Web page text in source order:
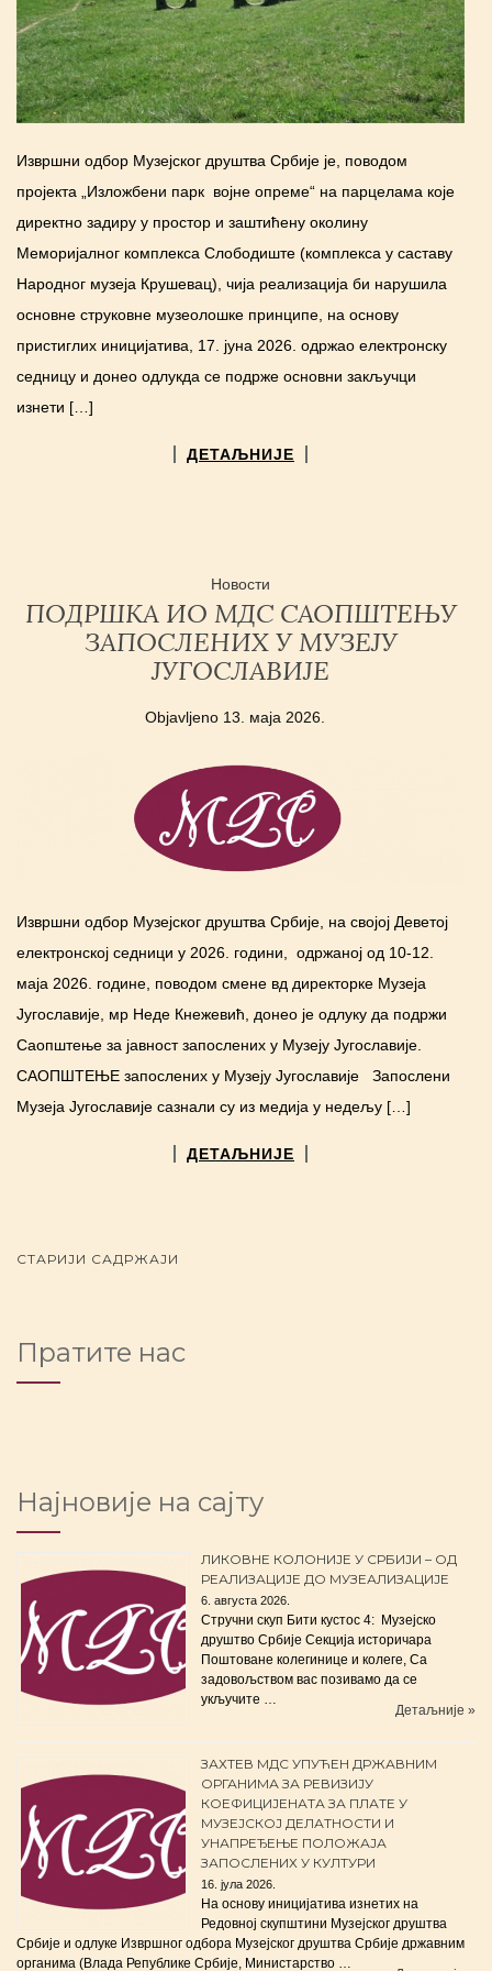
Извршни одбор Музејског друштва Србије је, поводом
пројекта „Изложбени парк војне опреме“ на парцелама које
директно задиру у простор и заштићену околину
Меморијалног комплекса Слободиште (комплекса у саставу
Народног музеја Крушевац), чија реализација би нарушила
основне струковне музеолошке принципе, на основу
пристиглих иницијатива, 17. јуна 2026. одржао електронску
седницу и донео одлукда се подрже основни закључци
изнети […]
ДЕТАЉНИЈЕ
Новости
ПОДРШКА ИО МДС САОПШТЕЊУ
ЗАПОСЛЕНИХ У МУЗЕЈУ
ЈУГОСЛАВИЈЕ
Objavljeno 13. маја 2026.
Извршни одбор Музејског друштва Србије, на својој Деветој
електронској седници у 2026. години, одржаној од 10-12.
маја 2026. године, поводом смене вд директорке Музеја
Југославије, мр Неде Кнежевић, донео je одлуку да подржи
Саопштење за јавност запослених у Музеју Југославије.
САОПШТЕЊЕ запослених у Музеју Југославије Запослени
Музеја Jугославије сазнали су из медија у недељу […]
ДЕТАЉНИЈЕ
POSTS NAVIGATION
СТАРИЈИ САДРЖАЈИ
Пратите нас
Најновије на сајту
ЛИКОВНЕ КОЛОНИЈЕ У СРБИЈИ – ОД
РЕАЛИЗАЦИЈЕ ДО МУЗЕАЛИЗАЦИЈЕ
6. августа 2026.
Стручни скуп Бити кустос 4: Музејско
друштво Србије Секција историчара
Поштоване колегинице и колеге, Са
задовољством вас позивамо да се
укључите …
Детаљније »
ЗАХТЕВ МДС УПУЋЕН ДРЖАВНИМ
ОРГАНИМА ЗА РЕВИЗИЈУ
КОЕФИЦИЈЕНАТА ЗА ПЛАТЕ У
МУЗЕЈСКОЈ ДЕЛАТНОСТИ И
УНАПРЕЂЕЊЕ ПОЛОЖАЈА
ЗАПОСЛЕНИХ У КУЛТУРИ
16. јула 2026.
На основу иницијатива изнетих на
Редовној скупштини Музејског друштва
Србије и одлуке Извршног одбора Музејског друштва Србије државним
органима (Влада Републике Србије, Министарство …